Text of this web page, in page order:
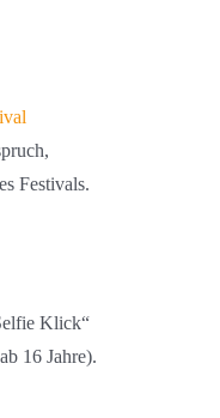
Festivals.
Klick“
16 Jahre).